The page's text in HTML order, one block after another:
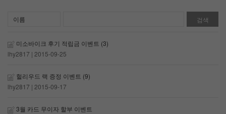
검색
미소바이크 후기 적립금 이벤트 (3)
lhy2817 | 2015-09-25
헐리우드 랙 증정 이벤트 (9)
lhy2817 | 2015-09-17
3월 카드 무이자 할부 이벤트